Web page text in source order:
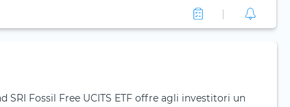
SRI Fossil Free UCITS ETF offre agli investitori un